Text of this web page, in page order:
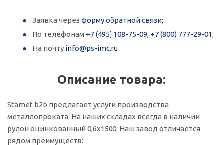
Заявка через форму обратной связи;
По телефонам +7 (495) 108-75-09, +7 (800) 777-29-01;
На почту info@ps-imc.ru
Описание товара:
Stamet b2b предлагает услуги производства
металлопроката. На наших складах всегда в наличии
рулон оцинкованный 0,6х1500. Наш завод отличается
рядом преимуществ: